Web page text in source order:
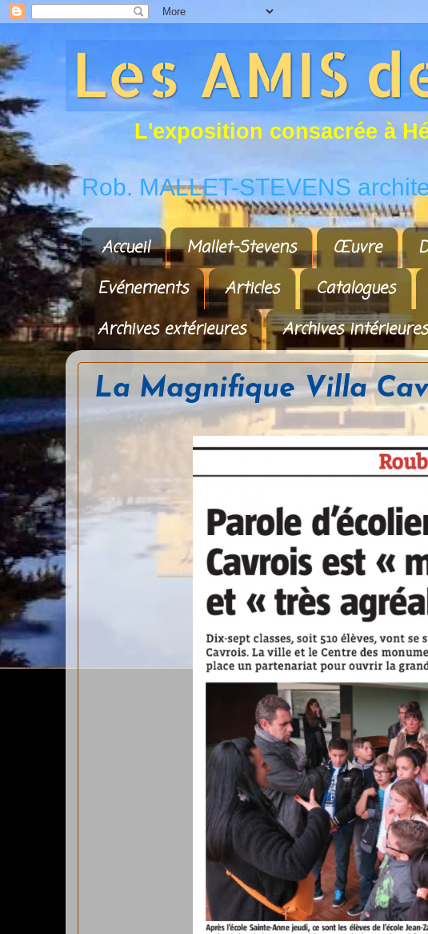
L'exposition consacrée à H
Rob. MALLET-STEVENS
Accueil Mallet-Stevens Œuvre
Evénements
Articles Catalogues
Archives extérieures
Archives intérieures
La Magnifique Villa